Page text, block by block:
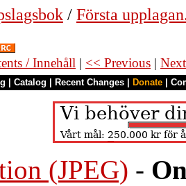
/ Första
/ Innehåll | << Previous |
Catalog Recent Changes Donate
(JPEG) -